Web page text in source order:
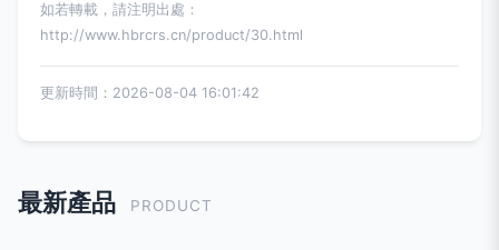
如若轉載，請注明出處：
http://www.hbrcrs.cn/product/30.html
更新時間：2026-08-04 16:01:42
最新產品 PRODUCT